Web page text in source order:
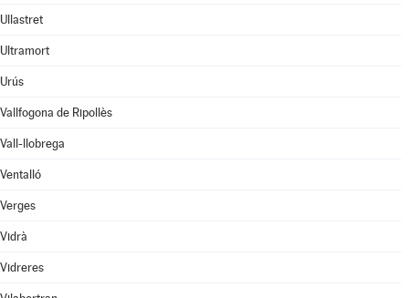
Ullastret
Ultramort
Urús
Vallfogona de Ripollès
Vall-llobrega
Ventalló
Verges
Vidrà
Vidreres